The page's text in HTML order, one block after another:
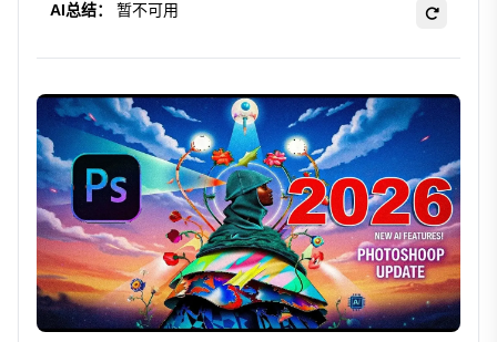
AI总结： 暂不可用